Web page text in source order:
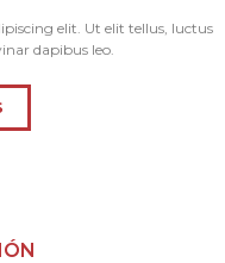
elit. Ut elit tellus, luctus
dapibus leo.